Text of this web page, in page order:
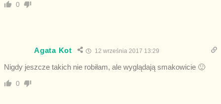
0
Agata Kot 12 września 2017 13:29
Nigdy jeszcze takich nie robiłam, ale wyglądają smakowicie 🙂
0